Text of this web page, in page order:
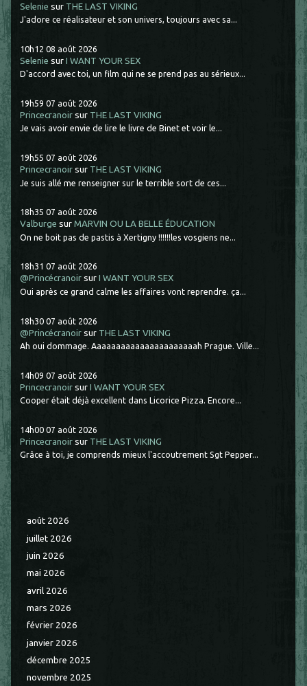
Selenie sur THE LAST VIKING
J'adore ce réalisateur et son univers, toujours avec sa...
10h12 08 août 2026
Selenie surI WANT YOUR SEX
D'accord avec toi, un film qui ne se prend pas au sérieux...
19h59 07 août 2026
Princecranoir sur THE LAST VIKING
Je vais avoir envie de lire le livre de Binet et voir le...
19h55 07 août 2026
Princecranoir sur THE LAST VIKING
Je suis allé me renseigner sur le terrible sort de ces...
18h35 07 août 2026
Valburge surMARVIN OU LA BELLE ÉDUCATION
On ne boit pas de pastis à Xertigny !!!!!!les vosgiens ne...
18h31 07 août 2026
@Princécranoir surI WANT YOUR SEX
Oui après ce grand calme les affaires vont reprendre. ça...
18h30 07 août 2026
@Princécranoir sur THE LAST VIKING
Ah oui dommage. Aaaaaaaaaaaaaaaaaaaaaah Prague. Ville...
14h09 07 août 2026
Princecranoir surI WANT YOUR SEX
Cooper était déjà excellent dans Licorice Pizza. Encore...
14h00 07 août 2026
Princecranoir sur THE LAST VIKING
Grâce à toi, je comprends mieux l'accoutrement Sgt Pepper...
août 2026
juillet 2026
juin 2026
mai 2026
avril 2026
mars 2026
février 2026
janvier 2026
décembre 2025
novembre 2025